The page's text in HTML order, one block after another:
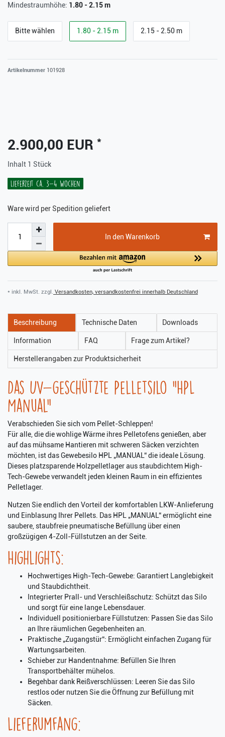
Mindestraumhöhe: 1.80 - 2.15 m
Bitte wählen 1.80 - 2.15 m 2.15 - 2.50 m
Artikelnummer 101928
2.900,00 EUR *
Inhalt 1 Stück
Lieferzeit ca. 3-4 Wochen
Ware wird per Spedition geliefert
In den Warenkorb
* inkl. MwSt. zzgl. Versandkosten, versandkostenfrei innerhalb Deutschland
Beschreibung Technische Daten Downloads
Information FAQ Frage zum Artikel?
Herstellerangaben zur Produktsicherheit
Das UV-geschützte Pelletsilo "HPL
Manual"
Verabschieden Sie sich vom Pellet-Schleppen!
Für alle, die die wohlige Wärme ihres Pelletofens genießen, aber
auf das mühsame Hantieren mit schweren Säcken verzichten
möchten, ist das Gewebesilo HPL „MANUAL“ die ideale Lösung.
Dieses platzsparende Holzpelletlager aus staubdichtem High-
Tech-Gewebe verwandelt jeden kleinen Raum in ein effizientes
Pelletlager.
Nutzen Sie endlich den Vorteil der komfortablen LKW-Anlieferung
und Einblasung Ihrer Pellets. Das HPL „MANUAL“ ermöglicht eine
saubere, staubfreie pneumatische Befüllung über einen
großzügigen 4-Zoll-Füllstutzen an der Seite.
Highlights:
Hochwertiges High-Tech-Gewebe: Garantiert Langlebigkeit
und Staubdichtheit.
Integrierter Prall- und Verschleißschutz: Schützt das Silo
und sorgt für eine lange Lebensdauer.
Individuell positionierbare Füllstutzen: Passen Sie das Silo
an Ihre räumlichen Gegebenheiten an.
Praktische „Zugangstür“: Ermöglicht einfachen Zugang für
Wartungsarbeiten.
Schieber zur Handentnahme: Befüllen Sie Ihren
Transportbehälter mühelos.
Begehbar dank Reißverschlüssen: Leeren Sie das Silo
restlos oder nutzen Sie die Öffnung zur Befüllung mit
Säcken.
Lieferumfang: